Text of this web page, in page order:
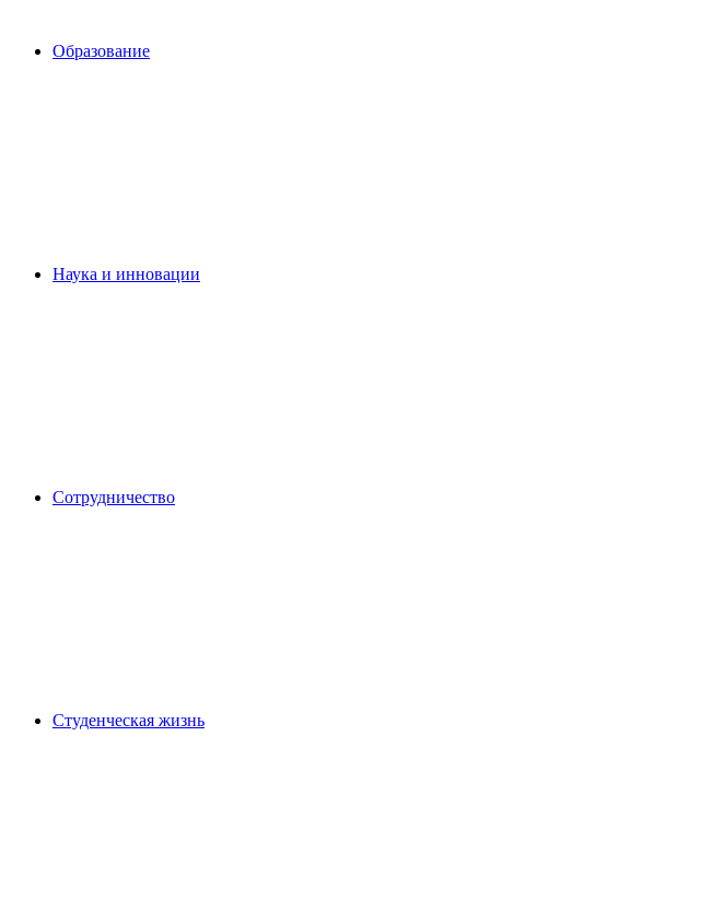
Образование
Наука и инновации
Сотрудничество
Студенческая жизнь